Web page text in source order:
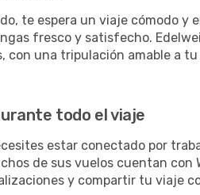
te espera un viaje cómodo
fresco y satisfecho.
con una tripulación amable a
todo el viaje
estar conectado por
de sus vuelos cuentan
y compartir tu viaje